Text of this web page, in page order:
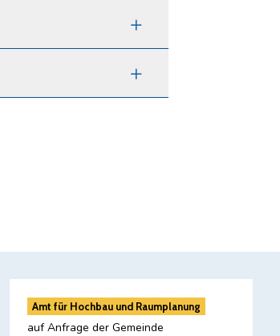


Amt für Hochbau und Raumplanung
auf Anfrage der Gemeinde